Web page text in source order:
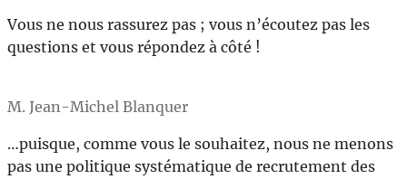
Vous ne nous rassurez pas ; vous n’écoutez pas les
questions et vous répondez à côté !
M. Jean-Michel Blanquer
…puisque, comme vous le souhaitez, nous ne menons
pas une politique systématique de recrutement des